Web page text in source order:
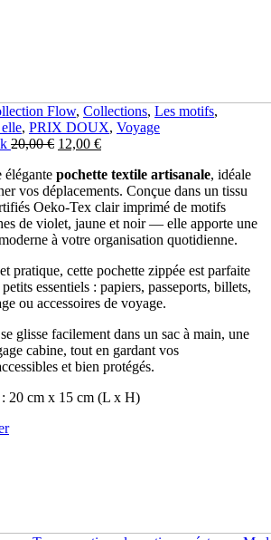
Flow, Collections, Les motifs,
, PRIX DOUX, Voyage
20,00€ Le
initial
était :
20,00 €.
12,00 €Le
actuel
est :
12,00 €.
élégante pochette textile artisanale, idéale
vos déplacements. Conçue dans un tissu
Oeko-Tex clair imprimé de motifs
de violet, jaune et noir — elle apporte une
à votre organisation quotidienne.
pratique, cette pochette zippée est parfaite
essentiels : papiers, passeports, billets,
ou accessoires de voyage.
glisse facilement dans un sac à main, une
cabine, tout en gardant vos
et bien protégés.
: 20 cm x 15 cm (L x H)